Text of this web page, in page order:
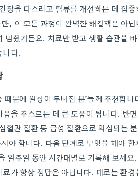
장을 다스리고 혈류를 개선하는 데 집
, 이 모든 과정이 완벽한 해결책은 아
멈췄거든요. 치료만 받고 생활 습관을
니다.
때문에 일상이 무너진 분’들께 추천합
을 추스르는 데 큰 도움이 됩니다. 반
혈관 질환 등 급성 질환으로 의심되는
야 합니다. 다음 단계로 무엇을 해야
일주일 동안 시간대별로 기록해 보세
가 항상 정답은 아닙니다. 때로는 환